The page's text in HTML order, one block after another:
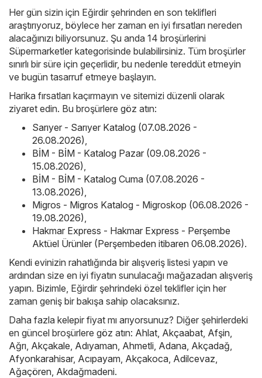
Her gün sizin için Eğirdir şehrinden en son teklifleri
araştırıyoruz, böylece her zaman en iyi fırsatları nereden
alacağınızı biliyorsunuz. Şu anda 14 broşürlerini
Süpermarketler kategorisinde bulabilirsiniz. Tüm broşürler
sınırlı bir süre için geçerlidir, bu nedenle tereddüt etmeyin
ve bugün tasarruf etmeye başlayın.
Harika fırsatları kaçırmayın ve sitemizi düzenli olarak
ziyaret edin. Bu broşürlere göz atın:
Sarıyer - Sarıyer Katalog (07.08.2026 -
26.08.2026)
BİM - BİM - Katalog Pazar (09.08.2026 -
15.08.2026)
BİM - BİM - Katalog Cuma (07.08.2026 -
13.08.2026)
Migros - Migros Katalog - Migroskop (06.08.2026 -
19.08.2026)
Hakmar Express - Hakmar Express - Perşembe
Aktüel Ürünler (Perşembeden itibaren 06.08.2026).
Kendi evinizin rahatlığında bir alışveriş listesi yapın ve
ardından size en iyi fiyatın sunulacağı mağazadan alışveriş
yapın. Bizimle, Eğirdir şehrindeki özel teklifler için her
zaman geniş bir bakışa sahip olacaksınız.
Daha fazla kelepir fiyat mı arıyorsunuz? Diğer şehirlerdeki
en güncel broşürlere göz atın: Ahlat Akçaabat Afşin
Ağrı Akçakale Adıyaman Ahmetli Adana Akçadağ
Afyonkarahisar, Acıpayam Akçakoca Adilcevaz
Ağaçören Akdağmadeni.